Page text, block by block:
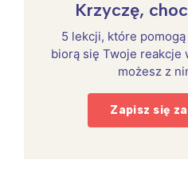
Krzyczę,
5 lekcji, które
biorą się Twoje
możesz z
Zapisz się